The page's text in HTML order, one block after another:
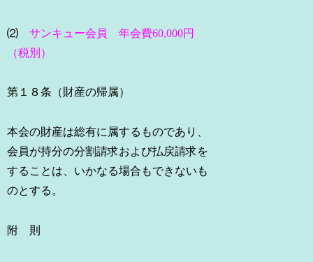
⑵サンキュー会員 年会費60,000円
（税別）
第１８条（財産の帰属）
本会の財産は総有に属するものであり、
会員が持分の分割請求および払戻請求を
することは、いかなる場合もできないも
のとする。
附 則